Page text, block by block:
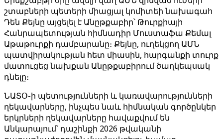
շտաբների պետերի միացյալ կոմիտեի նախագահ
Դեն Քեյնը այցելել է Անըթքաբիր՝ Թուրքիայի
Հանրապետության հիմնադիր Մուստաֆա Քեմալ
Աթաթուրքի դամբարանը։ Քեյնը, ուղեկցող ԱՄՆ
պատվիրակության հետ միասին, հարգանքի տուրք
մատուցեց նախքան Անըթքաբիրում ծաղկեպսակ
դնելը։
ՆԱՏՕ-ի պետությունների և կառավարությունների
ղեկավարները, ինչպես նաև հիմնական գործընկեր
երկրների ղեկավարները հավաքվում են
Անկարայում՝ դաշինքի 2026 թվականի